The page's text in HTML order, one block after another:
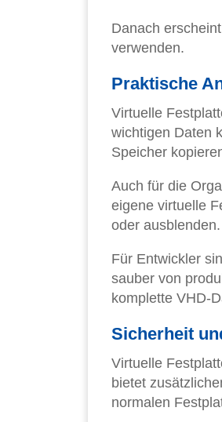
Danach
verwenden.
Praktische
Virtuelle
wichtigen Daten
Speicher
Auch für die
eigene virtuelle
oder ausblenden.
Für Entwickler
sauber von
komplette VHD-
Sicherheit
Virtuelle
bietet
normalen